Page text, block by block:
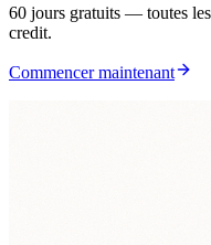
60 jours gratuits — toutes
credit.
Commencer maintenant